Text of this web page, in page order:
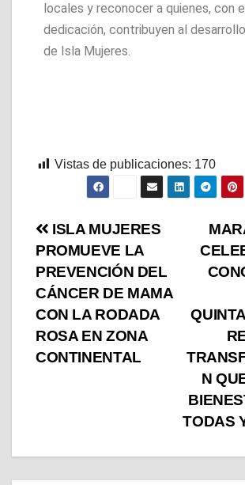
locales y reconocer a quienes, con
dedicación, contribuyen al
de Isla Mujeres.
Vistas de publicaciones: 170
N
TODAS
ISLA MUJERES
PROMUEVE LA
PREVENCIÓN DEL
CÁNCER DE MAMA
CON LA RODADA
ROSA EN ZONA
CONTINENTAL